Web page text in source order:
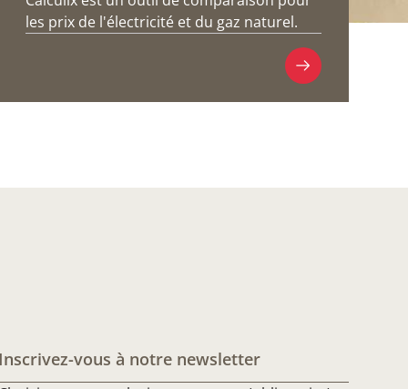
les prix de l'électricité et du gaz naturel.
Inscrivez-vous à notre newsletter